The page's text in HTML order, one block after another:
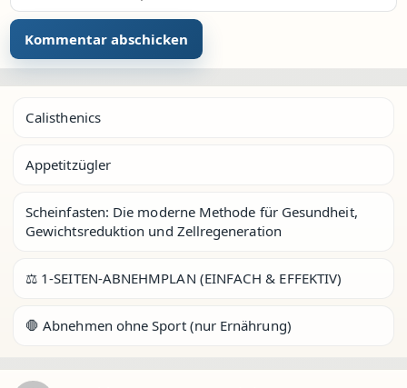
Calisthenics
Appetitzügler
Scheinfasten: Die moderne Methode für Gesundheit,
Gewichtsreduktion und Zellregeneration
⚖️ 1-SEITEN-ABNEHMPLAN (EINFACH & EFFEKTIV)
🛑 Abnehmen ohne Sport (nur Ernährung)